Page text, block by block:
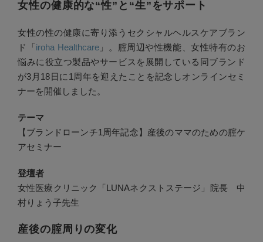
女性の健康的な“性”と“生”をサポート
女性の性の健康に寄り添うセクシャルヘルスケアブラン
ド「iroha Healthcare」。腟周辺や性機能、女性特有のお
悩みに役立つ製品やサービスを展開している同ブランド
が3月18日に1周年を迎えたことを記念しオンラインセミ
ナーを開催しました。
テーマ
【ブランドローンチ1周年記念】産後のママのための腟ケ
アセミナー
登壇者
女性医療クリニック「LUNAネクストステージ」院長 中
村りょう子先生
産後の腟周りの変化